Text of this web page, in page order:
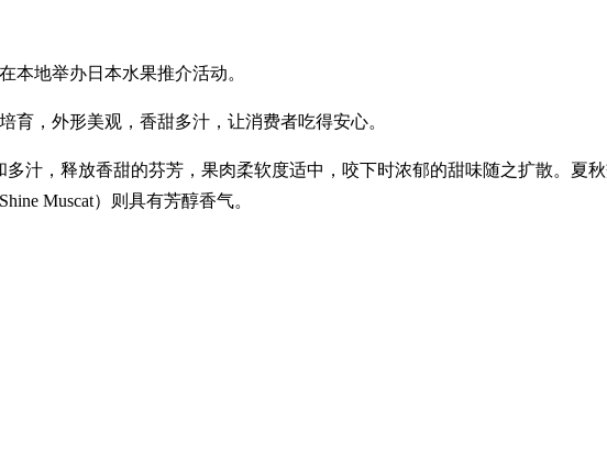
本地举办日本水果推介活动。
育，外形美观，香甜多汁，让消费者吃得安心。
汁，释放香甜的芬芳，果肉柔软度适中，咬下时浓郁的甜味随之扩散。夏
Muscat）则具有芳醇香气。